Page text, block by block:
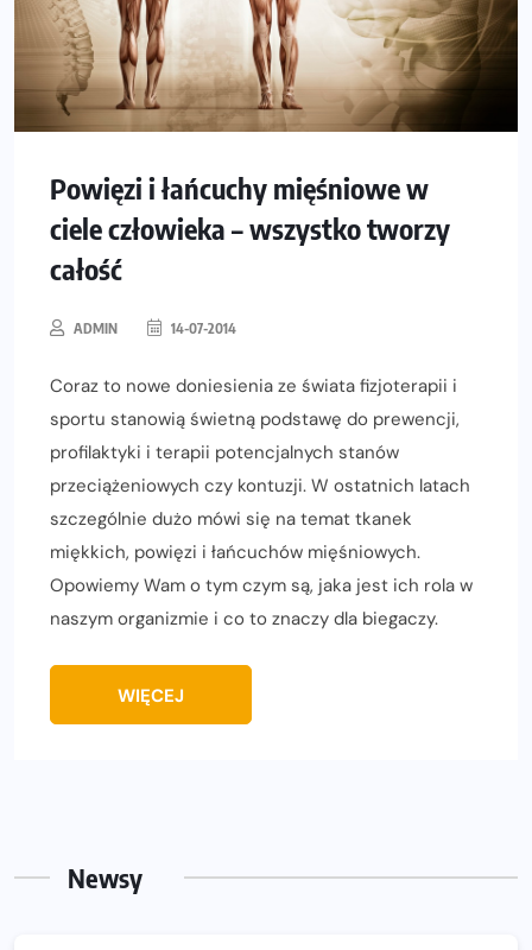
Powięzi i łańcuchy mięśniowe w
ciele człowieka – wszystko tworzy
całość
ADMIN 14-07-2014
Coraz to nowe doniesienia ze świata fizjoterapii i
sportu stanowią świetną podstawę do prewencji,
profilaktyki i terapii potencjalnych stanów
przeciążeniowych czy kontuzji. W ostatnich latach
szczególnie dużo mówi się na temat tkanek
miękkich, powięzi i łańcuchów mięśniowych.
Opowiemy Wam o tym czym są, jaka jest ich rola w
naszym organizmie i co to znaczy dla biegaczy.
WIĘCEJ
Newsy